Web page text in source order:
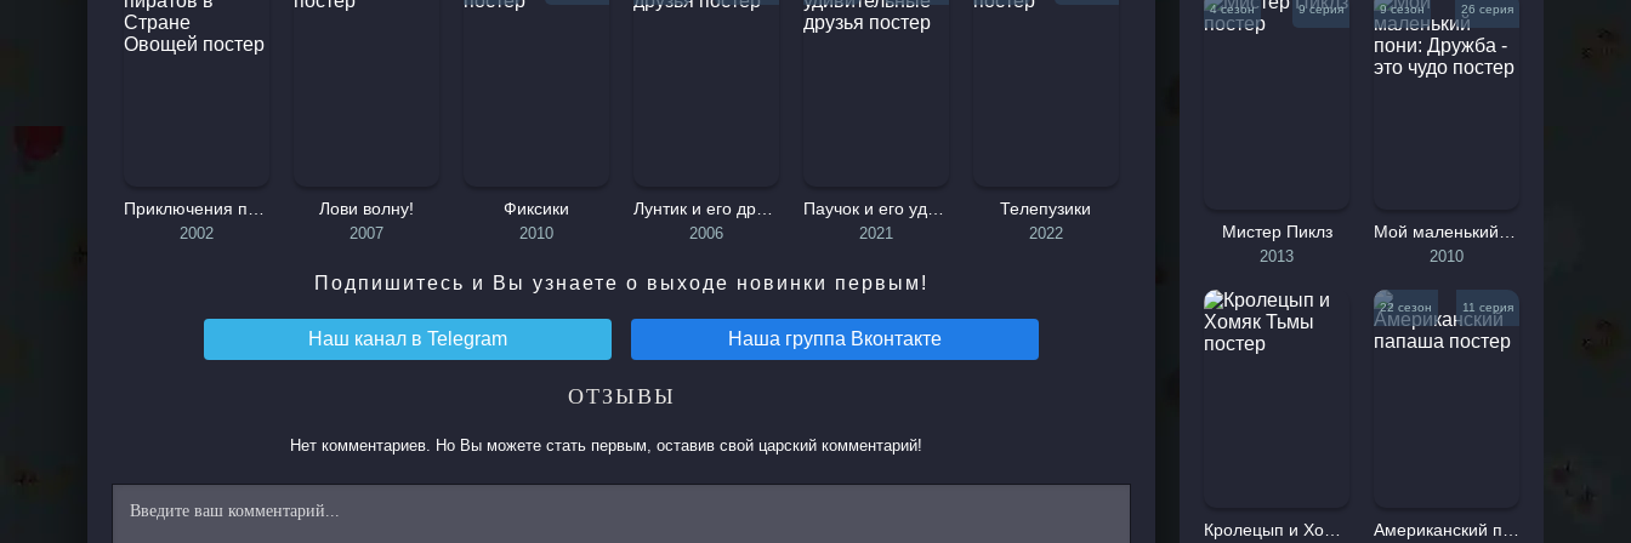
окунуться в мир удивительных и незабываемых приключений вместе с Винсентом и его друзьями. Ключевые слова:
#Лицензионные бренды. #WEB-DL.
2002
Лови волну!
2007
Фиксики
2010
Лунтик и его друзья
2006 2021
Телепузики
2022
Подпишитесь и Вы узнаете о выходе новинки первым!
Наш канал в Telegram Наша группа Вконтакте
ОТЗЫВЫ
Нет комментариев. Но Вы можете стать первым, оставив свой царский комментарий!
4 сезон 9 серия
Мистер Пиклз
2013
9 сезон 26 серия
2010
22 сезон 11 серия